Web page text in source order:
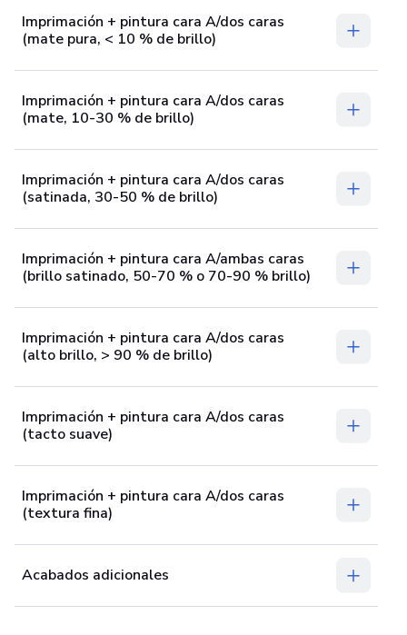
Imprimación + pintura cara A/dos caras
(mate pura, < 10 % de brillo)
Imprimación + pintura cara A/dos caras
(mate, 10-30 % de brillo)
Imprimación + pintura cara A/dos caras
(satinada, 30-50 % de brillo)
Imprimación + pintura cara A/ambas caras
(brillo satinado, 50-70 % o 70-90 % brillo)
Imprimación + pintura cara A/dos caras
(alto brillo, > 90 % de brillo)
Imprimación + pintura cara A/dos caras
(tacto suave)
Imprimación + pintura cara A/dos caras
(textura fina)
Acabados adicionales